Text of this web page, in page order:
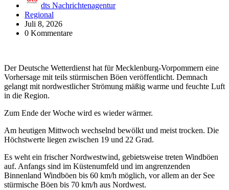
dts Nachrichtenagentur
Regional
Juli 8, 2026
0 Kommentare
Der Deutsche Wetterdienst hat für Mecklenburg-Vorpommern eine
Vorhersage mit teils stürmischen Böen veröffentlicht. Demnach
gelangt mit nordwestlicher Strömung mäßig warme und feuchte Luft
in die Region.
Zum Ende der Woche wird es wieder wärmer.
Am heutigen Mittwoch wechselnd bewölkt und meist trocken. Die
Höchstwerte liegen zwischen 19 und 22 Grad.
Es weht ein frischer Nordwestwind, gebietsweise treten Windböen
auf. Anfangs sind im Küstenumfeld und im angrenzenden
Binnenland Windböen bis 60 km/h möglich, vor allem an der See
stürmische Böen bis 70 km/h aus Nordwest.